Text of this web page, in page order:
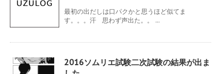
最初の出だしは口パクかと思うほど似てま
す。。。汗 思わず声出た。。 ...
2016ソムリエ試験二次試験の結果が出ま